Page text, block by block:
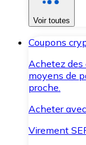
Voir toutes
Coupons
Achetez des
moyens de
proche.
Acheter
Virement